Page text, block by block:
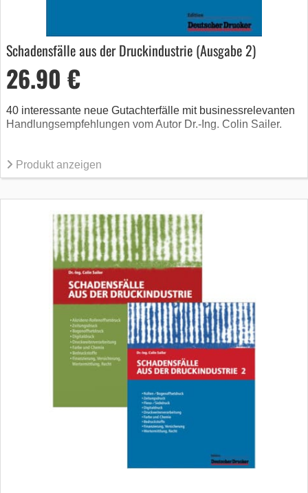
Schadensfälle aus der Druckindustrie (Ausgabe 2)
26.90 €
40 interessante neue Gutachterfälle mit businessrelevanten
Handlungsempfehlungen vom Autor Dr.-Ing. Colin Sailer.
Produkt anzeigen